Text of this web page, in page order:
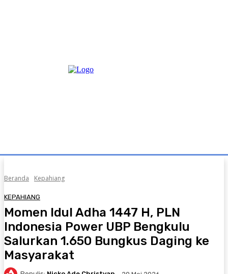
Beranda Kepahiang
KEPAHIANG
Momen Idul Adha 1447 H, PLN
Indonesia Power UBP Bengkulu
Salurkan 1.650 Bungkus Daging ke
Masyarakat